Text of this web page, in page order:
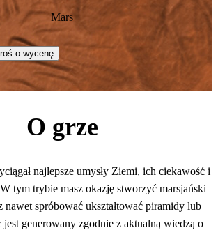
Mars
o wycenę
O grze
najlepsze umysły Ziemi, ich ciekawość i
tym trybie masz okazję stworzyć marsjański
nawet spróbować ukształtować piramidy lub
generowany zgodnie z aktualną wiedzą o